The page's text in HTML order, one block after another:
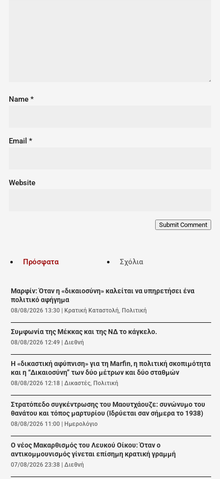
Name *
Email *
Website
Submit Comment
Πρόσφατα Σχόλια
Μαρφίν: Όταν η «δικαιοσύνη» καλείται να υπηρετήσει ένα
πολιτικό αφήγημα
08/08/2026 13:30 | Κρατική Καταστολή, Πολιτική
Συμφωνία της Μέκκας και της ΝΔ το κάγκελο.
08/08/2026 12:49 |Διεθνή
Η «δικαστική αφύπνιση» για τη Marfin, η πολιτική σκοπιμότητα
και η “Δικαιοσύνη” των δύο μέτρων και δύο σταθμών
08/08/2026 12:18 |Δικαστές, Πολιτική
Στρατόπεδο συγκέντρωσης του Μαουτχάουζε: συνώνυμο του
θανάτου και τόπος μαρτυρίου (Ιδρύεται σαν σήμερα το 1938)
08/08/2026 11:00 | Ημερολόγιο
Ο νέος Μακαρθισμός του Λευκού Οίκου: Όταν ο
αντικομμουνισμός γίνεται επίσημη κρατική γραμμή
07/08/2026 23:38 |Διεθνή